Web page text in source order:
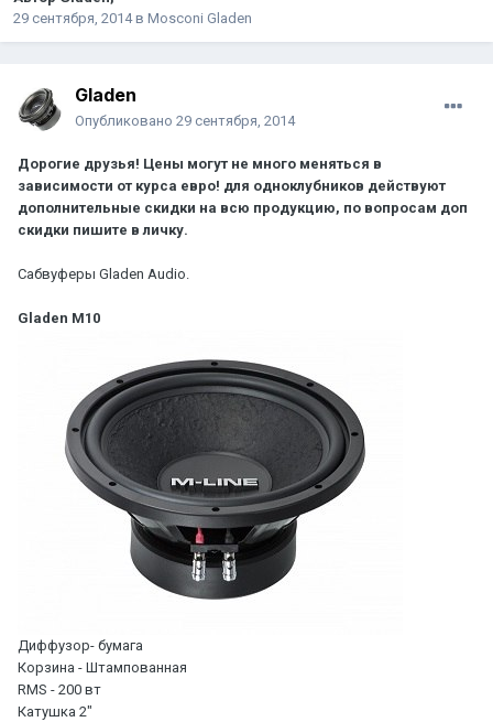
29 сентября, 2014в Mosconi Gladen
Gladen
Опубликовано 29 сентября, 2014
Дорогие друзья! Цены могут не много меняться в
зависимости от курса евро! для одноклубников действуют
дополнительные скидки на всю продукцию, по вопросам доп
скидки пишите в личку.
Сабвуферы Gladen Audio.
Gladen M10
Диффузор- бумага
Корзина - Штампованная
RMS - 200 вт
Катушка 2"